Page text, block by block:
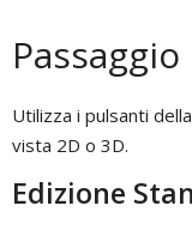
Utilizza i pulsanti
vista 2D o 3D.
Edizione